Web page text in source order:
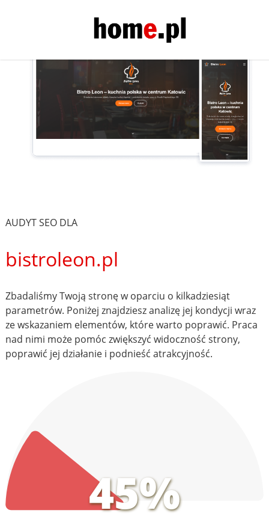
AUDYT SEO DLA
bistroleon.pl
Zbadaliśmy Twoją stronę w oparciu o kilkadziesiąt
parametrów. Poniżej znajdziesz analizę jej kondycji wraz
ze wskazaniem elementów, które warto poprawić. Praca
nad nimi może pomóc zwiększyć widoczność strony,
poprawić jej działanie i podnieść atrakcyjność.
45%